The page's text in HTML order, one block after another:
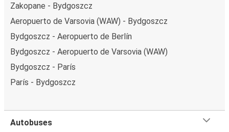
Zakopane - Bydgoszcz
Aeropuerto de Varsovia (WAW) - Bydgoszcz
Bydgoszcz - Aeropuerto de Berlín
Bydgoszcz - Aeropuerto de Varsovia (WAW)
Bydgoszcz - París
París - Bydgoszcz
Autobuses